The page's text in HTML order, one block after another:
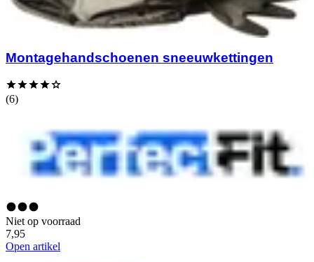
Montagehandschoenen sneeuwkettingen
(6)
Niet op voorraad
7,95
Open artikel